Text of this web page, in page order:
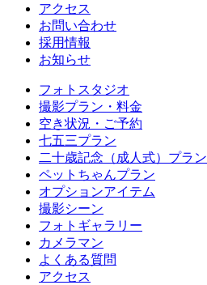
アクセス
お問い合わせ
採用情報
お知らせ
フォトスタジオ
撮影プラン・料金
空き状況・ご予約
七五三プラン
二十歳記念（成人式）プラン
ペットちゃんプラン
オプションアイテム
撮影シーン
フォトギャラリー
カメラマン
よくある質問
アクセス